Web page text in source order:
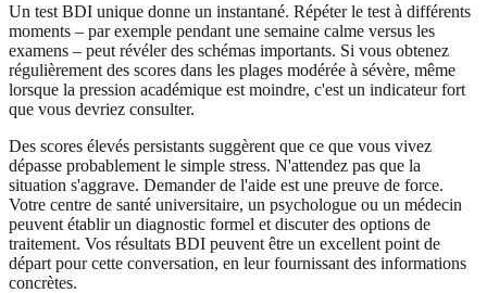
Un test BDI unique donne un instantané. Répéter le test à différents
moments – par exemple pendant une semaine calme versus les
examens – peut révéler des schémas importants. Si vous obtenez
régulièrement des scores dans les plages modérée à sévère, même
lorsque la pression académique est moindre, c'est un indicateur fort
que vous devriez consulter.
Des scores élevés persistants suggèrent que ce que vous vivez
dépasse probablement le simple stress. N'attendez pas que la
situation s'aggrave. Demander de l'aide est une preuve de force.
Votre centre de santé universitaire, un psychologue ou un médecin
peuvent établir un diagnostic formel et discuter des options de
traitement. Vos résultats BDI peuvent être un excellent point de
départ pour cette conversation, en leur fournissant des informations
concrètes.